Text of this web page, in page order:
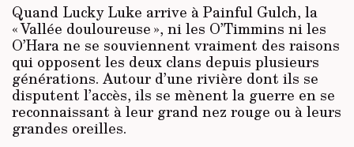
Quand Lucky Luke arrive à Painful Gulch, la
« Vallée douloureuse », ni les O’Timmins ni les
O’Hara ne se souviennent vraiment des raisons
qui opposent les deux clans depuis plusieurs
générations. Autour d’une rivière dont ils se
disputent l’accès, ils se mènent la guerre en se
reconnaissant à leur grand nez rouge ou à leurs
grandes oreilles.